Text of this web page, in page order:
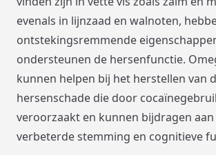
evenals in lijnzaad en walnoten,
ontstekingsremmende
ondersteunen de hersenfunctie.
kunnen helpen bij het herstellen van
hersenschade die door
veroorzaakt en kunnen bijdragen aan
verbeterde stemming en cognitieve